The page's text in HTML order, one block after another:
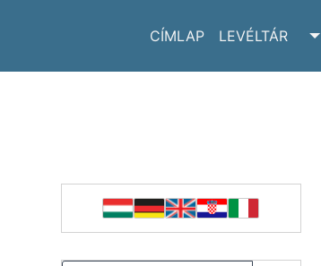
CÍMLAP LEVÉLTÁR